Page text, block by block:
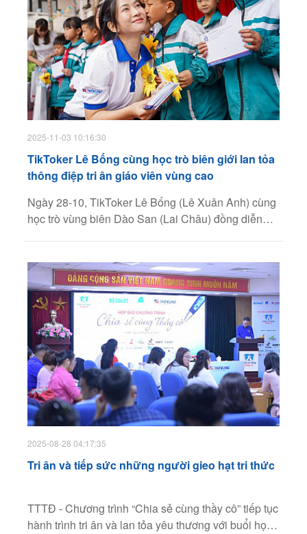
2025-11-03 10:16:30
TikToker Lê Bống cùng học trò biên giới lan tỏa
thông điệp tri ân giáo viên vùng cao
Ngày 28-10, TikToker Lê Bống (Lê Xuân Anh) cùng
học trò vùng biên Dào San (Lai Châu) đồng diễn
2025-08-28 04:17:35
Tri ân và tiếp sức những người gieo hạt tri thức
TTTĐ - Chương trình “Chia sẻ cùng thầy cô” tiếp tục
hành trình tri ân và lan tỏa yêu thương với buổi họp